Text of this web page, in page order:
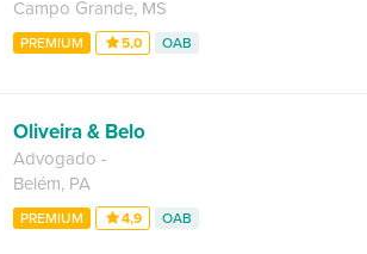
Campo Grande, MS
PREMIUM 5,0 OAB
Oliveira & Belo
Advogado -
Belém, PA
PREMIUM 4,9 OAB